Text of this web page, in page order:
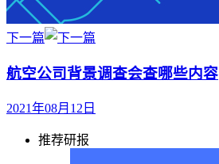
下一篇
航空公司背景调查会查哪些内容
2021年08月12日
推荐研报